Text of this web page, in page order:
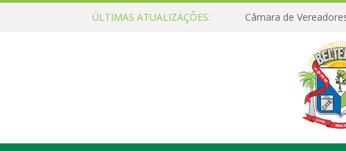
ÚLTIMAS ATUALIZAÇÕES: